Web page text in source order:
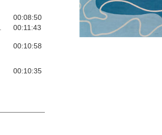
00:08:50
00:11:43
00:10:58
00:10:35